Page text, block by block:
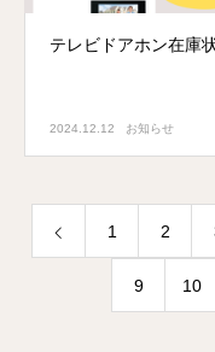
テレビドアホン在庫
2024.12.12 お知らせ
1 2
9 10